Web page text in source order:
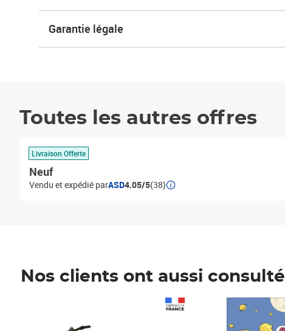
Garantie légale
Toutes les autres offres
Livraison Offerte
Neuf
Vendu et expédié parASD4.05/5(38)
Nos clients ont aussi consulté
Prix 7,50€